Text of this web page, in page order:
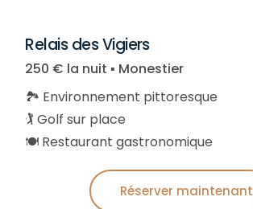
Relais des Vigiers
250 € la nuit ▪︎ Monestier
🏞️ Environnement pittoresque
🏌️ Golf sur place
🍽️ Restaurant gastronomique
Réserver maintenant